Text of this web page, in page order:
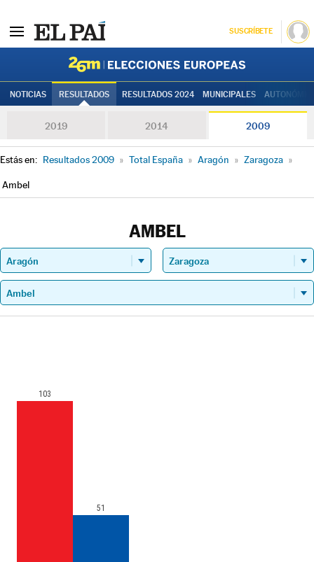
SUSCRÍBETE
NOTICIAS RESULTADOS RESULTADOS 2024 MUNICIPALES
2019 2014 2009
Estás en: Resultados 2009 » Total España » Aragón » Zaragoza »
Ambel
AMBEL
103
51